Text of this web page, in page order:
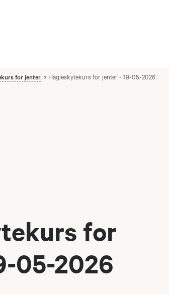
for jenter Hagleskytekurs for jenter - 19-05-2026
for
05-2026